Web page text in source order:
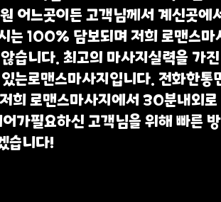
어느곳이든 고객님께서 계신곳에
는 100% 담보되며 저희 로맨스마
습니다. 최고의 마사지실력을 가
는로맨스마사지입니다. 전화한통
희 로맨스마사지에서 30분내외
가필요하신 고객님을 위해 빠른
습니다!